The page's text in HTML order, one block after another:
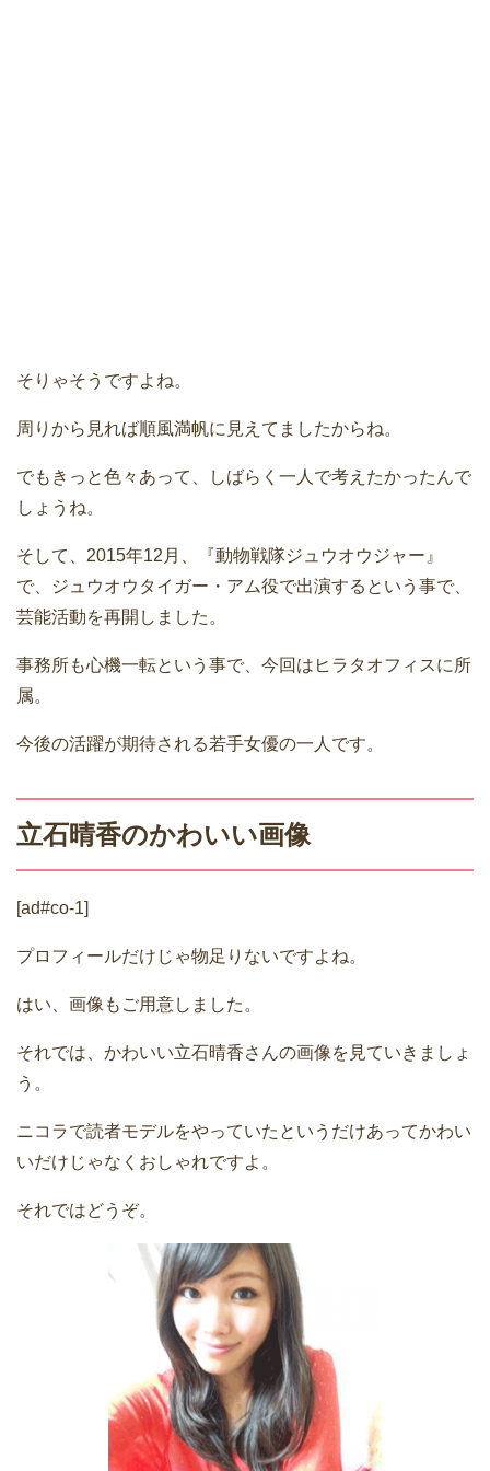
そりゃそうですよね。
周りから見れば順風満帆に見えてましたからね。
でもきっと色々あって、しばらく一人で考えたかったんで
しょうね。
そして、2015年12月、『動物戦隊ジュウオウジャー』
で、ジュウオウタイガー・アム役で出演するという事で、
芸能活動を再開しました。
事務所も心機一転という事で、今回はヒラタオフィスに所
属。
今後の活躍が期待される若手女優の一人です。
立石晴香のかわいい画像
[ad#co-1]
プロフィールだけじゃ物足りないですよね。
はい、画像もご用意しました。
それでは、かわいい立石晴香さんの画像を見ていきましょ
う。
ニコラで読者モデルをやっていたというだけあってかわい
いだけじゃなくおしゃれですよ。
それではどうぞ。